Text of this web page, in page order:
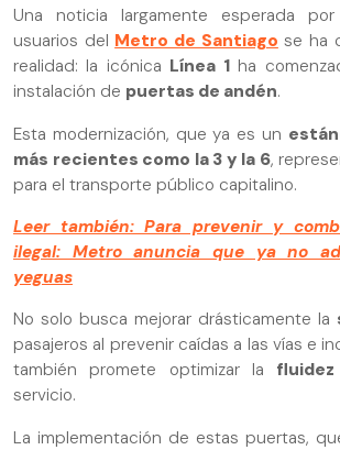
Una noticia largamente esperada
usuarios del Metro de Santiago se ha
realidad: la icónica Línea 1ha
instalación de puertas de andén.
Esta modernización, que ya es un
más recientes como la 3 y la 6,
para el transporte público capitalino.
Leer también: Para prevenir y
ilegal: Metro anuncia que ya no
yeguas
No solo busca mejorar drásticamente la
pasajeros al prevenir caídas a las vías e
también promete optimizar la fluidez
servicio.
La implementación de estas puertas,